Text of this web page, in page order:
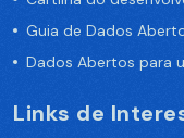
Guia de Dados
Dados Abertos para
Links de